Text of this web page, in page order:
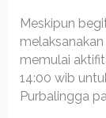
Meskipun
memulai
14:00 wib
Purbalingga